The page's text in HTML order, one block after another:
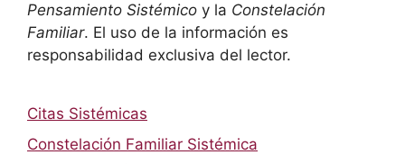
Pensamiento Sistémico y la Constelación
Familiar. El uso de la información es
responsabilidad exclusiva del lector.
Citas Sistémicas
Constelación Familiar Sistémica